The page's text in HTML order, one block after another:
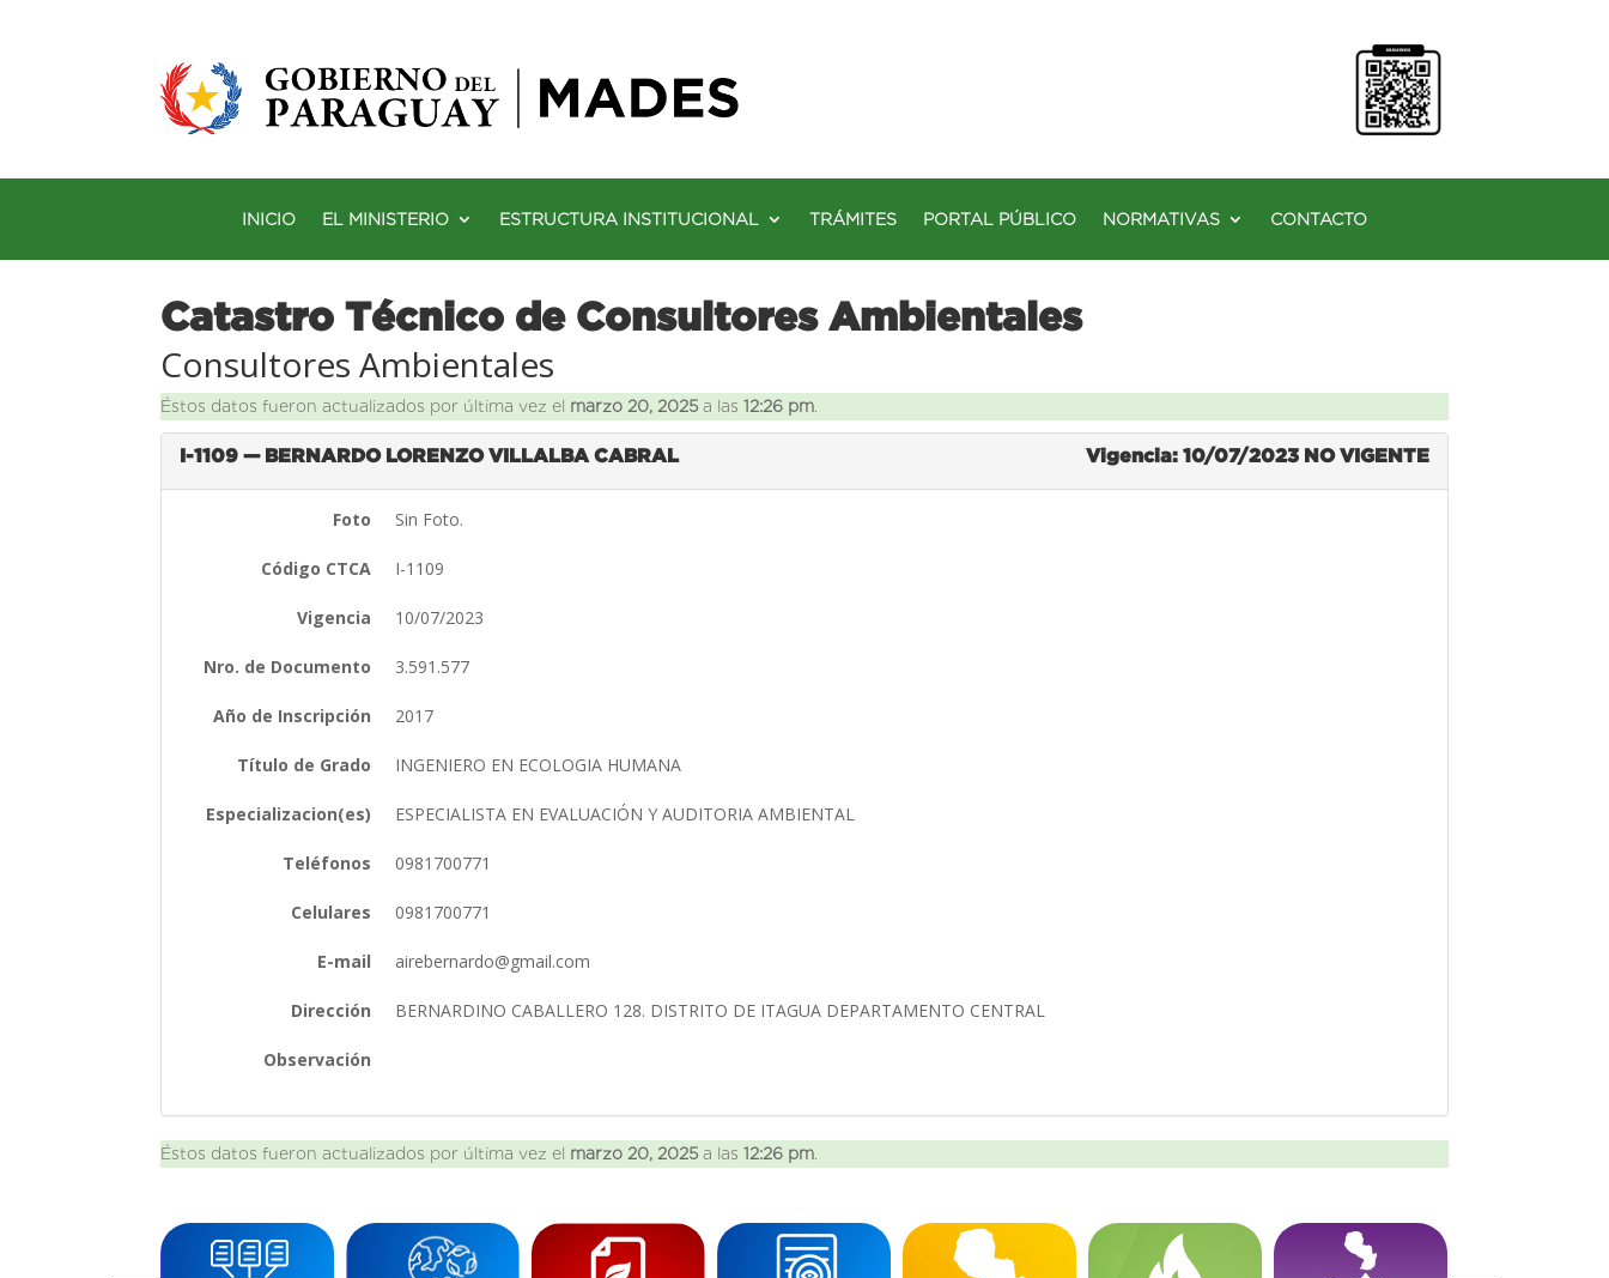
INICIO EL MINISTERIO ESTRUCTURA INSTITUCIONAL TRÁMITES PORTAL PÚBLICO NORMATIVAS CONTACTO
Catastro Técnico de Consultores Ambientales
Consultores Ambientales
Éstos datos fueron actualizados por última vez el marzo 20, 2025 a las12:26 pm
I-1109 — BERNARDO LORENZO VILLALBA CABRAL Vigencia: 10/07/2023 NO VIGENTE
Foto Sin Foto.
Código CTCA I-1109
Vigencia 10/07/2023
Nro. de Documento 3.591.577
Año de Inscripción 2017
Título de Grado INGENIERO EN ECOLOGIA HUMANA
Especializacion(es) ESPECIALISTA EN EVALUACIÓN Y AUDITORIA AMBIENTAL
Teléfonos 0981700771
Celulares 0981700771
E-mail airebernardo@gmail.com
Dirección BERNARDINO CABALLERO 128. DISTRITO DE ITAGUA DEPARTAMENTO CENTRAL
Observación
Éstos datos fueron actualizados por última vez el marzo 20, 2025 a las12:26 pm